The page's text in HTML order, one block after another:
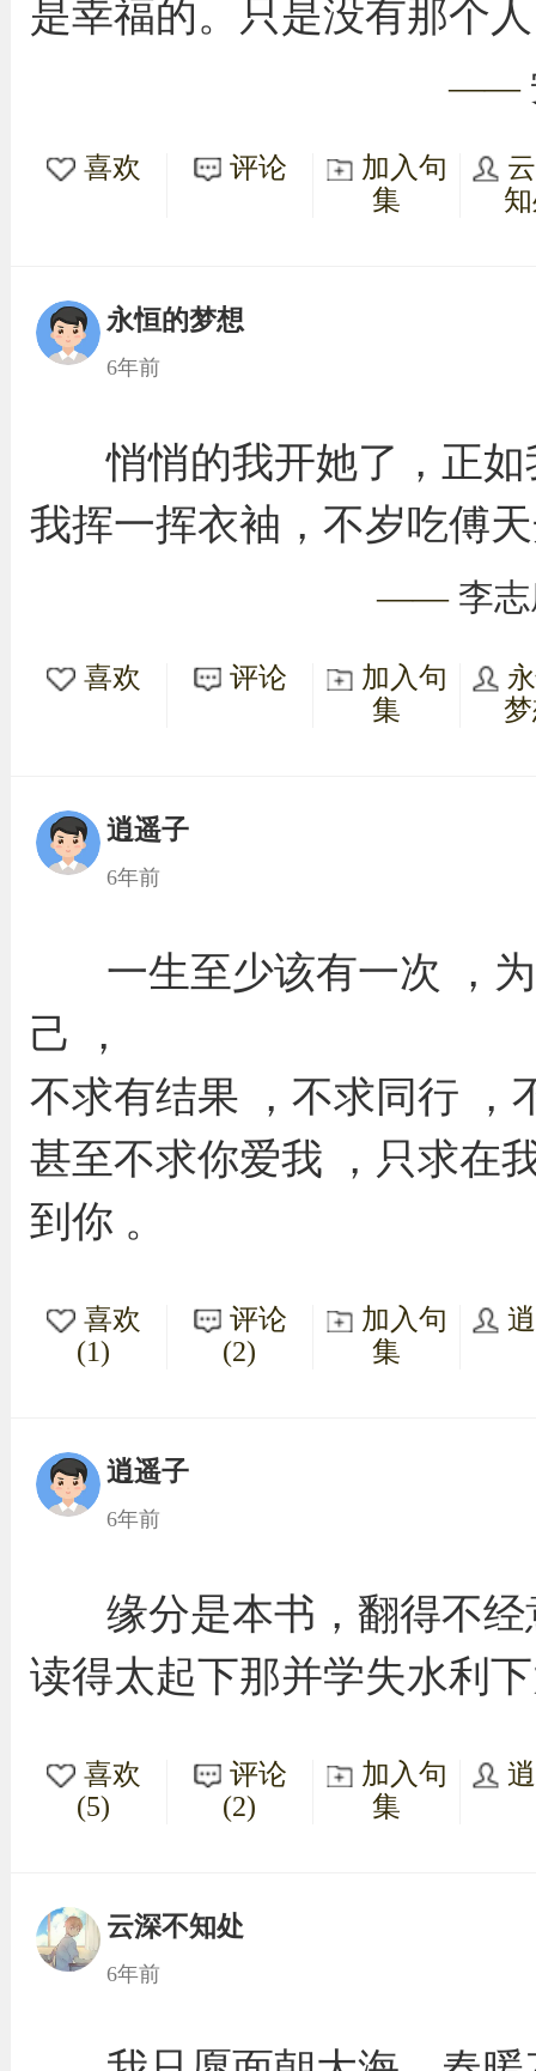
是幸福的。只是没有那个人
——
喜欢 评论
加入句
集
永恒的梦想
6年前
悄悄的我开她了，正
我挥一挥衣袖，不岁吃傅
—— 李
喜欢 评论
加入句
集
逍遥子
6年前
一生至少该有一次 ，
己 ，
不求有结果 ，不求同行 ，
甚至不求你爱我 ，只求在
到你 。
喜欢
(1)
评论
(2)
加入句
集
逍遥子
6年前
缘分是本书，翻得不
读得太起下那并学失水利
喜欢
(5)
评论
(2)
加入句
集
云深不知处
6年前